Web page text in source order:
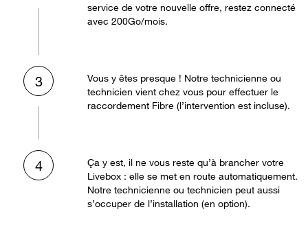
service de votre nouvelle offre, restez connecté
avec 200Go/mois.
3
Vous y êtes presque ! Notre technicienne ou
technicien vient chez vous pour effectuer le
raccordement Fibre (l’intervention est incluse).
4
Ça y est, il ne vous reste qu’à brancher votre
Livebox : elle se met en route automatiquement.
Notre technicienne ou technicien peut aussi
s’occuper de l’installation (en option).